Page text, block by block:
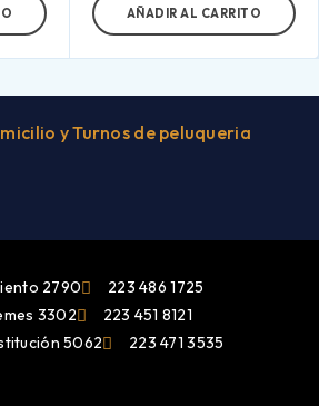
AÑADIR AL CARRITO
y Turnos de peluqueria
2790
223 486 1725
3302
223 451 8121
5062
223 471 3535